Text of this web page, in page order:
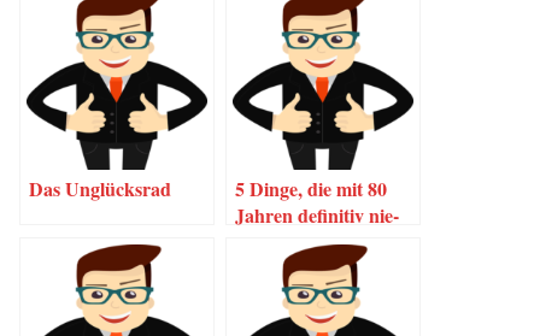
Das Unglücks­rad
5 Din­ge, die mit 80
Jah­ren defi­ni­tiv nie­
mand sagen wird.